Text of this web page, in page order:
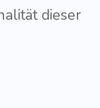
dieser